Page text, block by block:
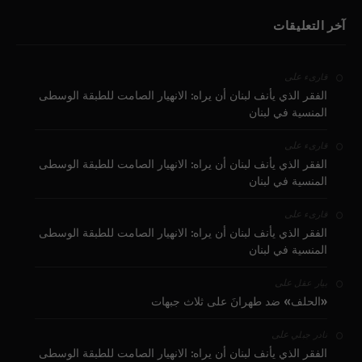
آخر التعليقات
قارىء على
الفقر الذي يأنف لبنان أن يراه: الانهيار الصامت للطبقة الوسطى
المنسية في لبنان
قارىء على
الفقر الذي يأنف لبنان أن يراه: الانهيار الصامت للطبقة الوسطى
المنسية في لبنان
قارىء على
الفقر الذي يأنف لبنان أن يراه: الانهيار الصامت للطبقة الوسطى
المنسية في لبنان
بيار عقل على
«الحلف» ضد طهرانَ على ثلاث جبهات
نادر جبلي على
الفقر الذي يأنف لبنان أن يراه: الانهيار الصامت للطبقة الوسطى